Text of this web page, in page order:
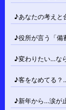
♪あなたの考えと
♪役所が言う「備
♪変わりたい…な
♪客をなめてる？
♪新年から…涙が